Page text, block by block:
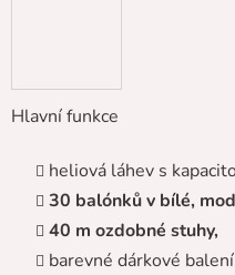
Hlavní funkce
heliová láhev s
30 balónků v bílé,
40 m ozdobné stuhy,
barevné dárkové